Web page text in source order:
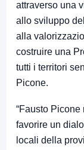
attraverso una
allo sviluppo
alla
costruire una
tutti i territori
Picone.
“Fausto
favorire un
locali della